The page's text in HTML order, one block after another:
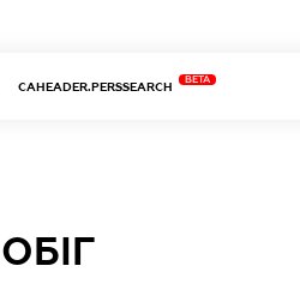
CAHEADER.PERSSEARCH
BETA